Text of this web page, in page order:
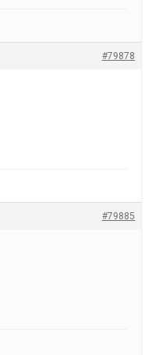
#79878
#79885